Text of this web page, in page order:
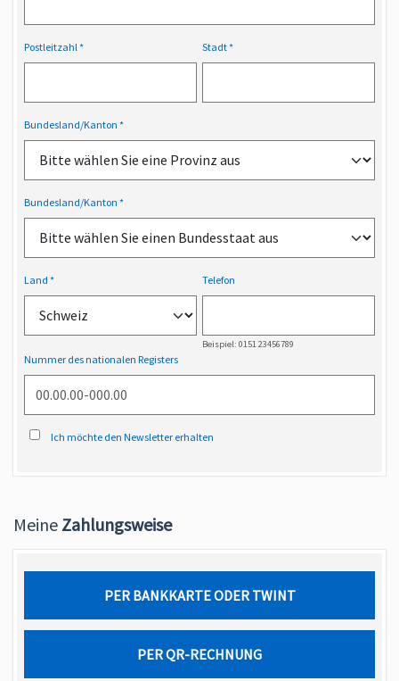
Postleitzahl Stadt
Bundesland/Kanton
Bundesland/Kanton
Land Telefon
Beispiel: 0151 23456789
Nummer des nationalen Registers
Ich möchte den Newsletter erhalten
Meine Zahlungsweise
PER BANKKARTE ODER TWINT
PER QR-RECHNUNG